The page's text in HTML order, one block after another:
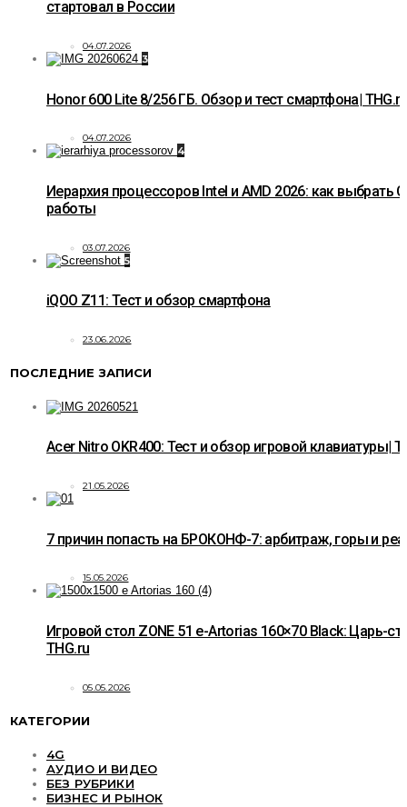
стартовал в России
04.07.2026
3
Honor 600 Lite 8/256 ГБ. Обзор и тест смартфона| THG.ru
04.07.2026
4
Иерархия процессоров Intel и AMD 2026: как выбрать
работы
03.07.2026
5
iQOO Z11: Тест и обзор смартфона
23.06.2026
ПОСЛЕДНИЕ ЗАПИСИ
Acer Nitro OKR400: Тест и обзор игровой клавиатуры|
21.05.2026
7 причин попасть на БРОКОНФ-7: арбитраж, горы и
15.05.2026
Игровой стол ZONE 51 e-Artorias 160×70 Black: Царь-
THG.ru
05.05.2026
КАТЕГОРИИ
4G
АУДИО И ВИДЕО
БЕЗ РУБРИКИ
БИЗНЕС И РЫНОК